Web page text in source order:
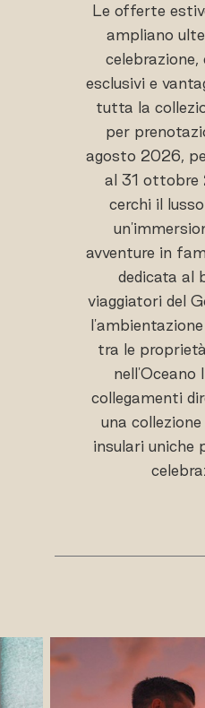
Le offerte
ampliano
esclusivi e
tutta la
per
agosto 2026,
al 31 ottobre
cerchi il
avventure in
dedicata al
viaggiatori del
tra le
nell'Oceano
collegamenti
una
insulari uniche